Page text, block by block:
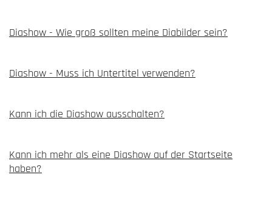
Diashow - Wie groß sollten meine Diabilder sein?
Diashow - Muss ich Untertitel verwenden?
Kann ich die Diashow ausschalten?
Kann ich mehr als eine Diashow auf der Startseite
haben?